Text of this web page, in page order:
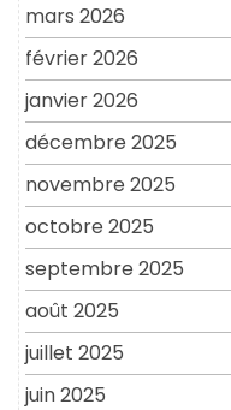
mars 2026
février 2026
janvier 2026
décembre 2025
novembre 2025
octobre 2025
septembre 2025
août 2025
juillet 2025
juin 2025